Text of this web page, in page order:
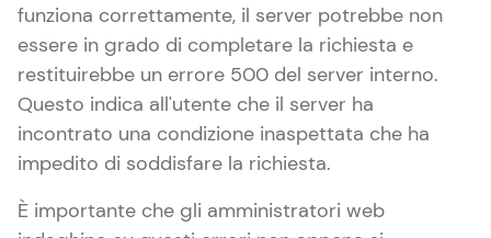
funziona correttamente, il server potrebbe non
essere in grado di completare la richiesta e
restituirebbe un errore 500 del server interno.
Questo indica all'utente che il server ha
incontrato una condizione inaspettata che ha
impedito di soddisfare la richiesta.
È importante che gli amministratori web